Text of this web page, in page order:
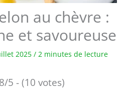
au chèvre :
et savoureuse
2025 / 2 minutes de lecture
5 - (10 votes)